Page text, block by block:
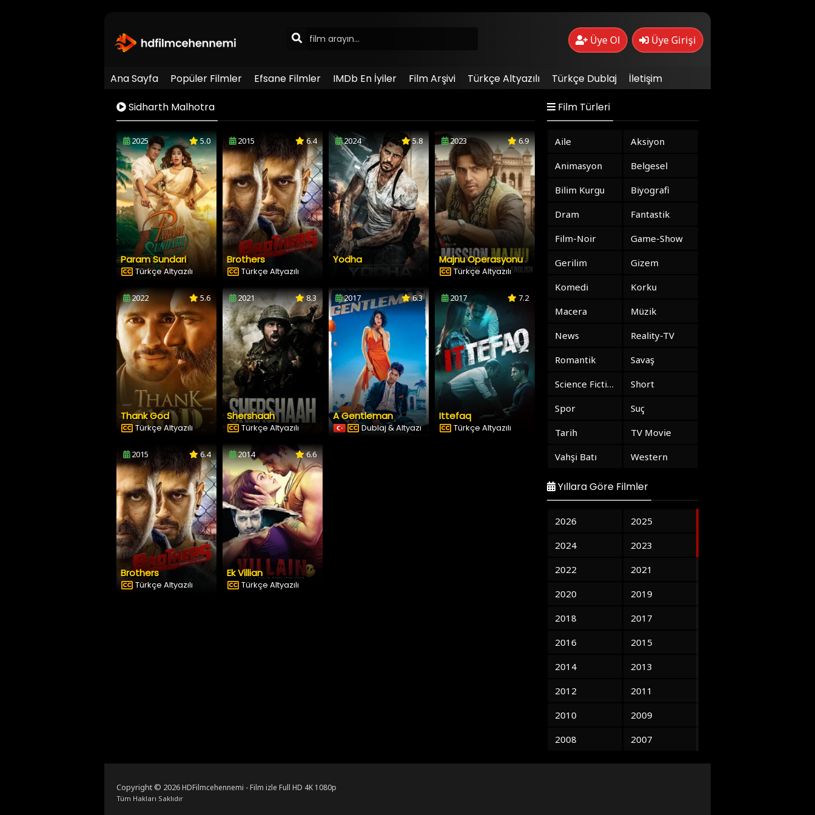
Üye Ol Üye Girişi
Ana Sayfa Popüler Filmler Efsane Filmler IMDb En İyiler Film Arşivi Türkçe Altyazılı Türkçe Dublaj İletişim
Sidharth Malhotra
2025 5.0
Param Sundari
Türkçe Altyazılı
2015 6.4
Brothers
Türkçe Altyazılı
2024 5.8
Yodha
2023 6.9
Majnu Operasyonu
Türkçe Altyazılı
2022 5.6
Thank God
Türkçe Altyazılı
2021 8.3
Shershaah
Türkçe Altyazılı
2017 6.3
A Gentleman
Dublaj & Altyazı
2017 7.2
Ittefaq
Türkçe Altyazılı
2015 6.4
Brothers
Türkçe Altyazılı
2014 6.6
Ek Villian
Türkçe Altyazılı
Film Türleri
Aile
Aksiyon
Animasyon
Belgesel
Bilim Kurgu
Biyografi
Dram
Fantastik
Film-Noir
Game-Show
Gerilim
Gizem
Komedi
Korku
Macera
Müzik
News
Reality-TV
Romantik
Savaş
Science Fiction
Short
Spor
Suç
Tarih
TV Movie
Vahşi Batı
Western
Yıllara Göre Filmler
2026
2025
2024
2023
2022
2021
2020
2019
2018
2017
2016
2015
2014
2013
2012
2011
2010
2009
2008
2007
2006
2005
Copyright © 2026HDFilmcehennemi - Film izle Full HD 4K 1080p
Tüm Hakları Saklıdır